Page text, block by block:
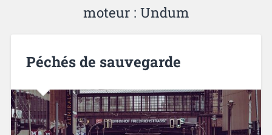
moteur : Undum
Péchés de sauvegarde